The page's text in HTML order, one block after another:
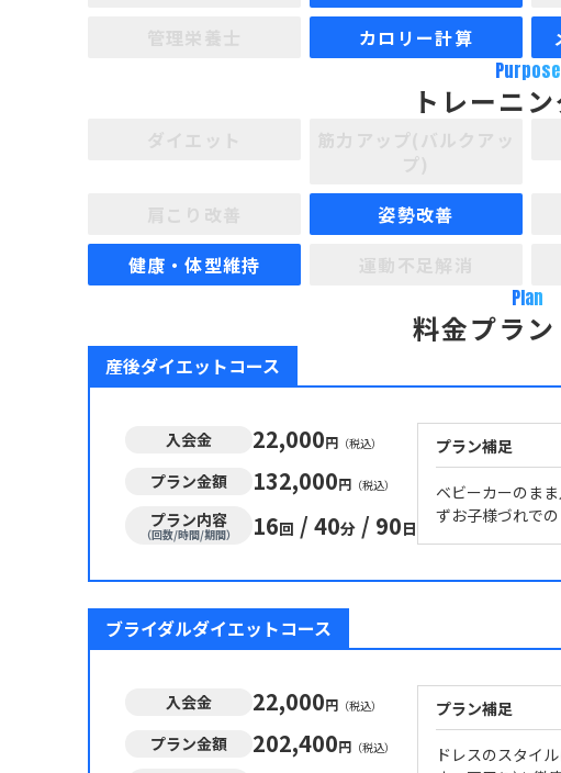
カロリー計算
Purpose
トレーニ
姿勢改善
健康・体型維持
Plan
料金プラ
産後ダイエットコース
入会金 22,000円 （税込）
プラン金額 132,000円 （税込）
プラン内容
（回数/時間/期間） 16回 / 40分 / 90日
プラン補足
ベビーカーのま
ずお子様づれでの
ブライダルダイエットコース
入会金 22,000円 （税込）
プラン金額 202,400円 （税込）
プラン補足
ドレスのスタイ